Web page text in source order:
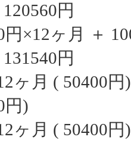
円
×12ヶ月 ＋
円
ヶ月 ( 50400
円)
ヶ月 ( 50400